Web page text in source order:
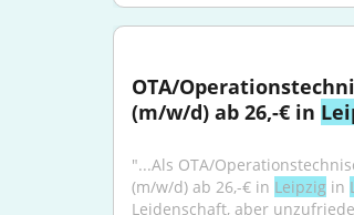
OTA/
(m/w/d) ab 26,-€ in
"...Als OTA/
(m/w/d) ab 26,-€ in Leipzig in
Leidenschaft, aber